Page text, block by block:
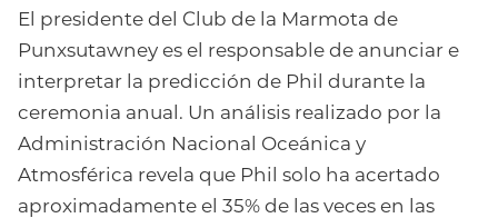
El presidente del Club de la Marmota de
Punxsutawney es el responsable de anunciar e
interpretar la predicción de Phil durante la
ceremonia anual. Un análisis realizado por la
Administración Nacional Oceánica y
Atmosférica revela que Phil solo ha acertado
aproximadamente el 35% de las veces en las